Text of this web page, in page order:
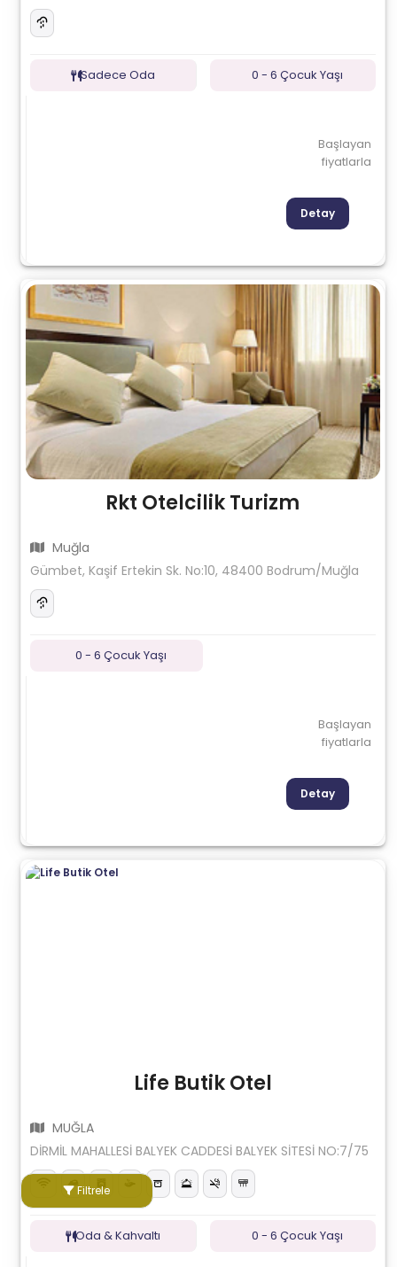
Filtrele
Sadece Oda 0 - 6 Çocuk Yaşı
Başlayan
fiyatlarla
Detay
Rkt Otelcilik Turizm
Muğla
Gümbet, Kaşif Ertekin Sk. No:10, 48400 Bodrum/Muğla
0 - 6 Çocuk Yaşı
Başlayan
fiyatlarla
Detay
Life Butik Otel
MUĞLA
DİRMİL MAHALLESİ BALYEK CADDESİ BALYEK SİTESİ NO:7/75
Oda & Kahvaltı 0 - 6 Çocuk Yaşı